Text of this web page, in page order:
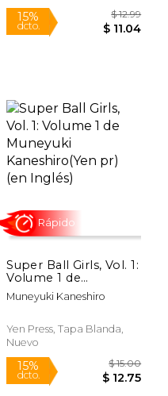
Super Ball Girls, Vol. 1:
Volume 1 de
Muneyuki
Kaneshiro(Yen pr) (en
Muneyuki Kaneshiro
Yen Press, Tapa Blanda,
Nuevo